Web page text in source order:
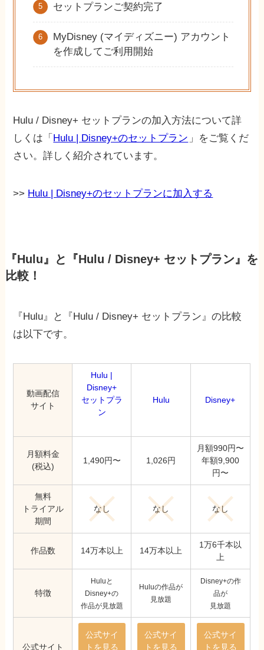
セットプランご契約完了
MyDisney (マイディズニー) アカウント
を作成してご利用開始
Hulu / Disney+ セットプランの加入方法について詳
しくは「 Hulu | Disney+のセットプラン 」をご覧くだ
さい。詳しく紹介されています。
>> Hulu | Disney+のセットプランに加入する
『Hulu』と『Hulu / Disney+ セットプラン』を
比較！
『Hulu』と『Hulu / Disney+ セットプラン』の比較
は以下です。
動画配信
サイト
Hulu |
Disney+
セットプラ
ン
Hulu Disney+
月額料金
(税込)
1,490円〜 1,026円
月額990円〜
年額9,900
円〜
無料
トライアル
期間
なし なし なし
作品数 14万本以上 14万本以上
1万6千本以
上
特徴
Huluと
Disney+の
作品が見放題
Huluの作品が
見放題
Disney+の作
品が
見放題
公式サイト
公式サイ
トを見る
公式サイ
トを見る
公式サイ
トを見る